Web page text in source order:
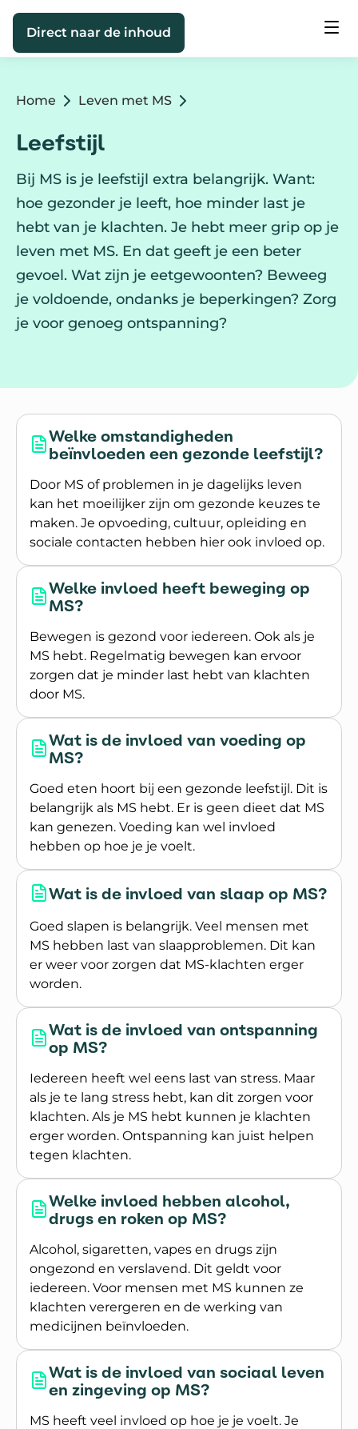
Direct naar de inhoud
Home Leven met MS
Leefstijl
Bij MS is je leefstijl extra belangrijk. Want:
hoe gezonder je leeft, hoe minder last je
hebt van je klachten. Je hebt meer grip op je
leven met MS. En dat geeft je een beter
gevoel. Wat zijn je eetgewoonten? Beweeg
je voldoende, ondanks je beperkingen? Zorg
je voor genoeg ontspanning?
ArtikelenWelke omstandigheden
beïnvloeden een gezonde leefstijl?
Door MS of problemen in je dagelijks leven
kan het moeilijker zijn om gezonde keuzes te
maken. Je opvoeding, cultuur, opleiding en
sociale contacten hebben hier ook invloed op.
Lees meer over Welke omstandigheden
Welke invloed heeft beweging op
MS?
Bewegen is gezond voor iedereen. Ook als je
MS hebt. Regelmatig bewegen kan ervoor
zorgen dat je minder last hebt van klachten
door MS.
Lees meer over Welke invloed heeft beweging
Wat is de invloed van voeding op
MS?
Goed eten hoort bij een gezonde leefstijl. Dit is
belangrijk als MS hebt. Er is geen dieet dat MS
kan genezen. Voeding kan wel invloed
hebben op hoe je je voelt.
Lees meer over Wat is de invloed van voeding
Wat is de invloed van slaap op MS?
Goed slapen is belangrijk. Veel mensen met
MS hebben last van slaapproblemen. Dit kan
er weer voor zorgen dat MS-klachten erger
worden.
Lees meer over Wat is de invloed van slaap op
Wat is de invloed van ontspanning
op MS?
Iedereen heeft wel eens last van stress. Maar
als je te lang stress hebt, kan dit zorgen voor
klachten. Als je MS hebt kunnen je klachten
erger worden. Ontspanning kan juist helpen
tegen klachten.
Lees meer over Wat is de invloed van
Welke invloed hebben alcohol,
drugs en roken op MS?
Alcohol, sigaretten, vapes en drugs zijn
ongezond en verslavend. Dit geldt voor
iedereen. Voor mensen met MS kunnen ze
klachten verergeren en de werking van
medicijnen beïnvloeden.
Lees meer over Welke invloed hebben alcohol,
Wat is de invloed van sociaal leven
en zingeving op MS?
MS heeft veel invloed op hoe je je voelt. Je